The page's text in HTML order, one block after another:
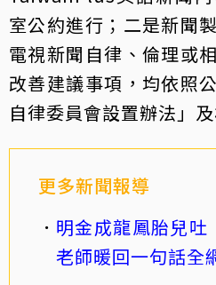
室公約進行；二是新聞
電視新聞自律、倫理或
改善建議事項，均依照
自律委員會設置辦法」
更多新聞報導
明金成龍鳳胎兒
老師暖回一句話全